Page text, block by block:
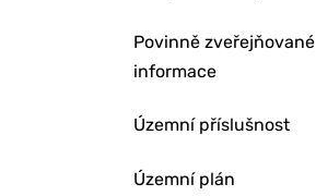
Povinně zveřejňované
informace
Územní příslušnost
Územní plán